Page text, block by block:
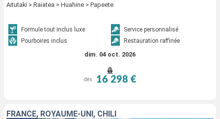
Aitutaki > Raiatea > Huahine > Papeete
Formule tout inclus luxe
Service personnalisé
Pourboires inclus
Restauration raffinée
dim. 04 oct. 2026
dès 16 298 €
FRANCE, ROYAUME-UNI, CHILI